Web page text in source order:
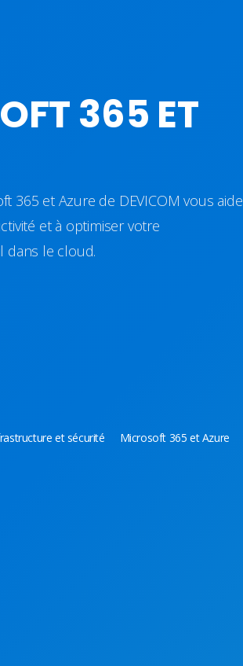
365 ET
365 et Azure de DEVICOM vous aide
et à optimiser votre
dans le cloud.
et sécurité Microsoft 365 et Azure